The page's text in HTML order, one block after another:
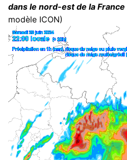
dans le nord-est de la France
modèle ICON)